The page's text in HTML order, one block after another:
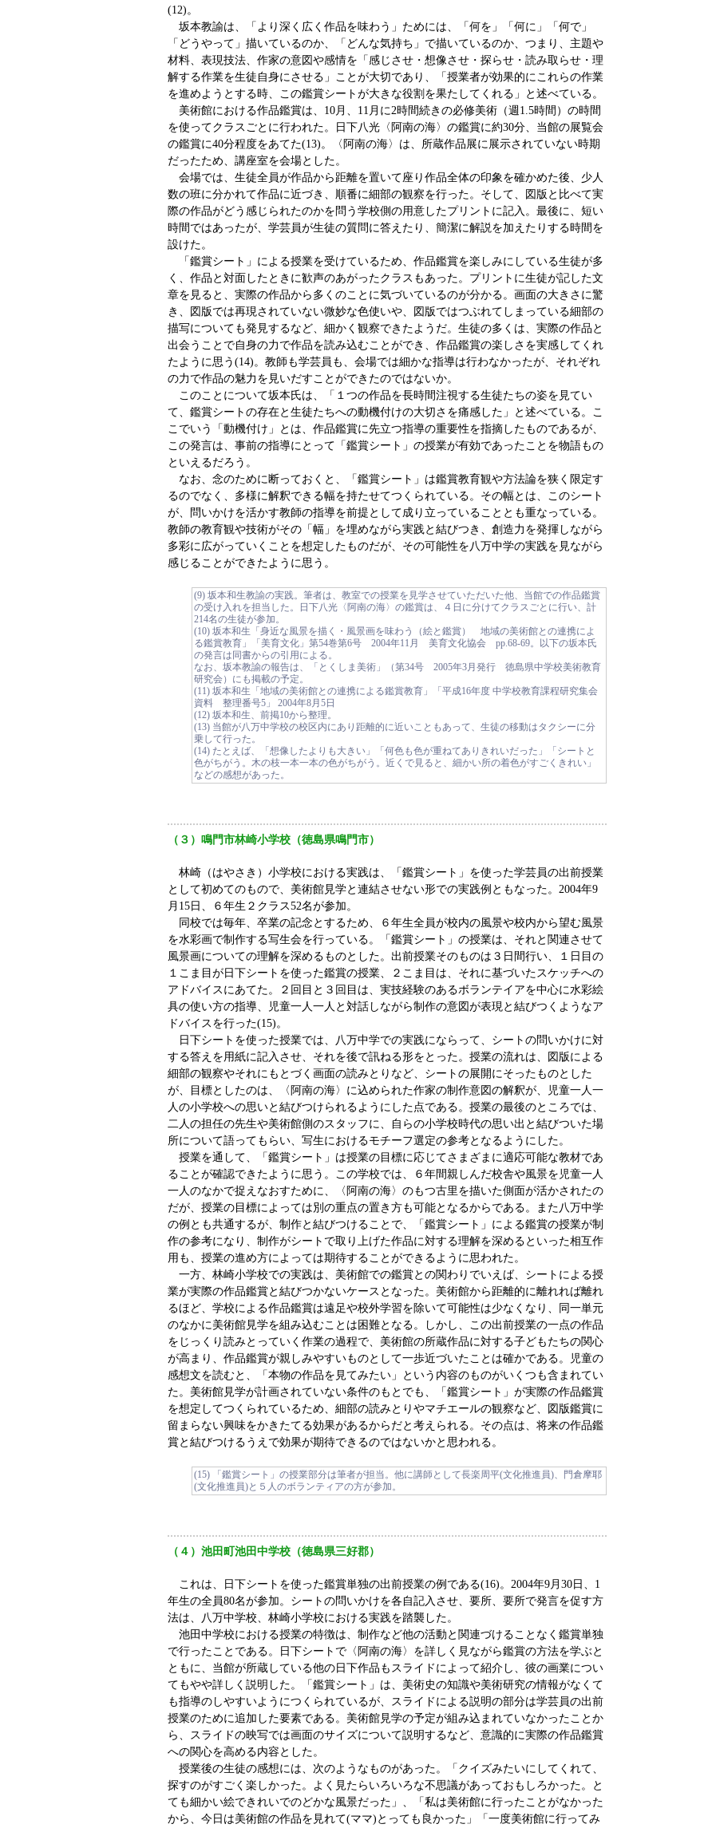
(12)。
坂本教諭は、「より深く広く作品を味わう」ためには、「何を」「何に」「何で」
「どうやって」描いているのか、「どんな気持ち」で描いているのか、つまり、主題や
材料、表現技法、作家の意図や感情を「感じさせ・想像させ・探らせ・読み取らせ・理
解する作業を生徒自身にさせる」ことが大切であり、「授業者が効果的にこれらの作業
を進めようとする時、この鑑賞シートが大きな役割を果たしてくれる」と述べている。
美術館における作品鑑賞は、10月、11月に2時間続きの必修美術（週1.5時間）の時間
を使ってクラスごとに行われた。日下八光〈阿南の海〉の鑑賞に約30分、当館の展覧会
の鑑賞に40分程度をあてた(13)。〈阿南の海〉は、所蔵作品展に展示されていない時期
だったため、講座室を会場とした。
会場では、生徒全員が作品から距離を置いて座り作品全体の印象を確かめた後、少人
数の班に分かれて作品に近づき、順番に細部の観察を行った。そして、図版と比べて実
際の作品がどう感じられたのかを問う学校側の用意したプリントに記入。最後に、短い
時間ではあったが、学芸員が生徒の質問に答えたり、簡潔に解説を加えたりする時間を
設けた。
「鑑賞シート」による授業を受けているため、作品鑑賞を楽しみにしている生徒が多
く、作品と対面したときに歓声のあがったクラスもあった。プリントに生徒が記した文
章を見ると、実際の作品から多くのことに気づいているのが分かる。画面の大きさに驚
き、図版では再現されていない微妙な色使いや、図版ではつぶれてしまっている細部の
描写についても発見するなど、細かく観察できたようだ。生徒の多くは、実際の作品と
出会うことで自身の力で作品を読み込むことができ、作品鑑賞の楽しさを実感してくれ
たように思う(14)。教師も学芸員も、会場では細かな指導は行わなかったが、それぞれ
の力で作品の魅力を見いだすことができたのではないか。
このことについて坂本氏は、「１つの作品を長時間注視する生徒たちの姿を見てい
て、鑑賞シートの存在と生徒たちへの動機付けの大切さを痛感した」と述べている。こ
こでいう「動機付け」とは、作品鑑賞に先立つ指導の重要性を指摘したものであるが、
この発言は、事前の指導にとって「鑑賞シート」の授業が有効であったことを物語もの
といえるだろう。
なお、念のために断っておくと、「鑑賞シート」は鑑賞教育観や方法論を狭く限定す
るのでなく、多様に解釈できる幅を持たせてつくられている。その幅とは、このシート
が、問いかけを活かす教師の指導を前提として成り立っていることとも重なっている。
教師の教育観や技術がその「幅」を埋めながら実践と結びつき、創造力を発揮しながら
多彩に広がっていくことを想定したものだが、その可能性を八万中学の実践を見ながら
感じることができたように思う。
(9) 坂本和生教諭の実践。筆者は、教室での授業を見学させていただいた他、当館での作品鑑賞
の受け入れを担当した。日下八光〈阿南の海〉の鑑賞は、４日に分けてクラスごとに行い、計
214名の生徒が参加。
(10) 坂本和生「身近な風景を描く・風景画を味わう（絵と鑑賞） 地域の美術館との連携によ
る鑑賞教育」「美育文化」第54巻第6号 2004年11月 美育文化協会 pp.68-69。以下の坂本氏
の発言は同書からの引用による。
なお、坂本教諭の報告は、「とくしま美術」（第34号 2005年3月発行 徳島県中学校美術教育
研究会）にも掲載の予定。
(11) 坂本和生「地域の美術館との連携による鑑賞教育」「平成16年度 中学校教育課程研究集会
資料 整理番号5」 2004年8月5日
(12) 坂本和生、前掲10から整理。
(13) 当館が八万中学校の校区内にあり距離的に近いこともあって、生徒の移動はタクシーに分
乗して行った。
(14) たとえば、「想像したよりも大きい」「何色も色が重ねてありきれいだった」「シートと
色がちがう。木の枝一本一本の色がちがう。近くで見ると、細かい所の着色がすごくきれい」
などの感想があった。
（３）鳴門市林崎小学校（徳島県鳴門市）
林崎（はやさき）小学校における実践は、「鑑賞シート」を使った学芸員の出前授業
として初めてのもので、美術館見学と連結させない形での実践例ともなった。2004年9
月15日、６年生２クラス52名が参加。
同校では毎年、卒業の記念とするため、６年生全員が校内の風景や校内から望む風景
を水彩画で制作する写生会を行っている。「鑑賞シート」の授業は、それと関連させて
風景画についての理解を深めるものとした。出前授業そのものは３日間行い、１日目の
１こま目が日下シートを使った鑑賞の授業、２こま目は、それに基づいたスケッチへの
アドバイスにあてた。２回目と３回目は、実技経験のあるボランテイアを中心に水彩絵
具の使い方の指導、児童一人一人と対話しながら制作の意図が表現と結びつくようなア
ドバイスを行った(15)。
日下シートを使った授業では、八万中学での実践にならって、シートの問いかけに対
する答えを用紙に記入させ、それを後で訊ねる形をとった。授業の流れは、図版による
細部の観察やそれにもとづく画面の読みとりなど、シートの展開にそったものとした
が、目標としたのは、〈阿南の海〉に込められた作家の制作意図の解釈が、児童一人一
人の小学校への思いと結びつけられるようにした点である。授業の最後のところでは、
二人の担任の先生や美術館側のスタッフに、自らの小学校時代の思い出と結びついた場
所について語ってもらい、写生におけるモチーフ選定の参考となるようにした。
授業を通して、「鑑賞シート」は授業の目標に応じてさまざまに適応可能な教材であ
ることが確認できたように思う。この学校では、６年間親しんだ校舎や風景を児童一人
一人のなかで捉えなおすために、〈阿南の海〉のもつ古里を描いた側面が活かされたの
だが、授業の目標によっては別の重点の置き方も可能となるからである。また八万中学
の例とも共通するが、制作と結びつけることで、「鑑賞シート」による鑑賞の授業が制
作の参考になり、制作がシートで取り上げた作品に対する理解を深めるといった相互作
用も、授業の進め方によっては期待することができるように思われた。
一方、林崎小学校での実践は、美術館での鑑賞との関わりでいえば、シートによる授
業が実際の作品鑑賞と結びつかないケースとなった。美術館から距離的に離れれば離れ
るほど、学校による作品鑑賞は遠足や校外学習を除いて可能性は少なくなり、同一単元
のなかに美術館見学を組み込むことは困難となる。しかし、この出前授業の一点の作品
をじっくり読みとっていく作業の過程で、美術館の所蔵作品に対する子どもたちの関心
が高まり、作品鑑賞が親しみやすいものとして一歩近づいたことは確かである。児童の
感想文を読むと、「本物の作品を見てみたい」という内容のものがいくつも含まれてい
た。美術館見学が計画されていない条件のもとでも、「鑑賞シート」が実際の作品鑑賞
を想定してつくられているため、細部の読みとりやマチエールの観察など、図版鑑賞に
留まらない興味をかきたてる効果があるからだと考えられる。その点は、将来の作品鑑
賞と結びつけるうえで効果が期待できるのではないかと思われる。
(15) 「鑑賞シート」の授業部分は筆者が担当。他に講師として長楽周平(文化推進員)、門倉摩耶
(文化推進員)と５人のボランティアの方が参加。
（４）池田町池田中学校（徳島県三好郡）
これは、日下シートを使った鑑賞単独の出前授業の例である(16)。2004年9月30日、1
年生の全員80名が参加。シートの問いかけを各自記入させ、要所、要所で発言を促す方
法は、八万中学校、林崎小学校における実践を踏襲した。
池田中学校における授業の特徴は、制作など他の活動と関連づけることなく鑑賞単独
で行ったことである。日下シートで〈阿南の海〉を詳しく見ながら鑑賞の方法を学ぶと
ともに、当館が所蔵している他の日下作品もスライドによって紹介し、彼の画業につい
てもやや詳しく説明した。「鑑賞シート」は、美術史の知識や美術研究の情報がなくて
も指導のしやすいようにつくられているが、スライドによる説明の部分は学芸員の出前
授業のために追加した要素である。美術館見学の予定が組み込まれていなかったことか
ら、スライドの映写では画面のサイズについて説明するなど、意識的に実際の作品鑑賞
への関心を高める内容とした。
授業後の生徒の感想には、次のようなものがあった。「クイズみたいにしてくれて、
探すのがすごく楽しかった。よく見たらいろいろな不思議があっておもしろかった。と
ても細かい絵できれいでのどかな風景だった」、「私は美術館に行ったことがなかった
から、今日は美術館の作品を見れて(ママ)とっても良かった」「一度美術館に行ってみ